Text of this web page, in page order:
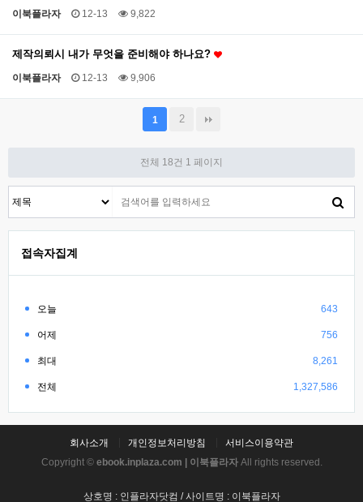
이북플라자 12-13 9,822
제작의뢰시 내가 무엇을 준비해야 하나요?
이북플라자 12-13 9,906
1 2
전체 18건 1 페이지
접속자집계
오늘 643
어제 756
최대 8,261
전체 1,327,586
회사소개 개인정보처리방침
서비스이용약관
Copyright © ebook.inplaza.com | 이북플라자All rights reserved.
상호명 : 인플라자닷컴 / 사이트명 : 이북플라자